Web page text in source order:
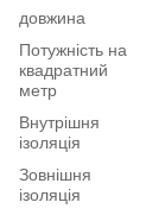
довжина
Потужність на
квадратний
метр
Внутрішня
ізоляція
Зовнішня
ізоляція